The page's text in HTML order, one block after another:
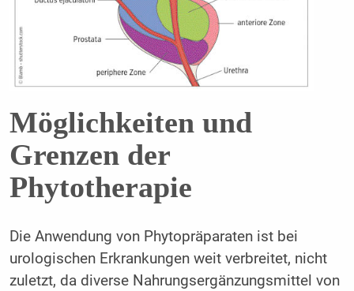
Möglichkeiten und
Grenzen der
Phytotherapie
Die Anwendung von Phytopräparaten ist bei
urologischen Erkrankungen weit verbreitet, nicht
zuletzt, da diverse Nahrungsergänzungsmittel von